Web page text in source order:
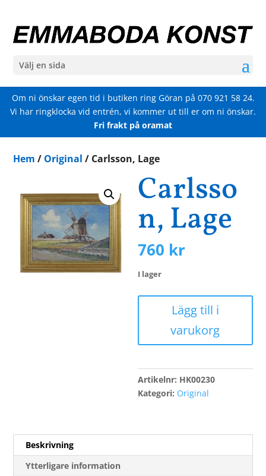
Välj en sida
Om ni önskar egen tid i butiken ring Göran på 070 921 58 24.
Vi har ringklocka vid entrén, vi kommer ut till er om ni önskar.
Fri frakt på oramat
Hem / Original / Carlsson, Lage
Carlsso
n, Lage
760 kr
I lager
Lägg till i
varukorg
Artikelnr: HK00230
Kategori: Original
Beskrivning
Ytterligare information